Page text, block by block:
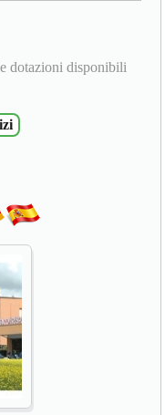
dotazioni disponibili